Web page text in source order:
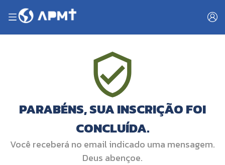
PARABÉNS, SUA INSCRIÇÃO FOI
CONCLUÍDA.
Você receberá no email indicado uma mensagem.
Deus abençoe.